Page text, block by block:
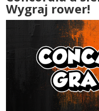
Wygraj rower!